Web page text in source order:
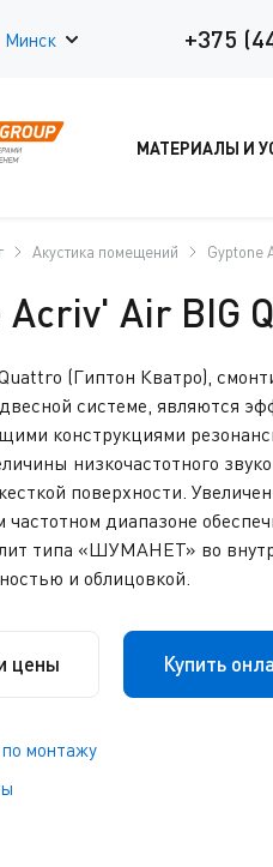
Минск +375
МАТЕРИАЛЫ И
Акустика помещений Gyptone
Acriv' Air BIG
(Гиптон Кватро),
системе, являются
конструкциями
низкочастотного
поверхности.
частотном диапазоне
типа «ШУМАНЕТ» во
и облицовкой.
цены Купить
монтажу